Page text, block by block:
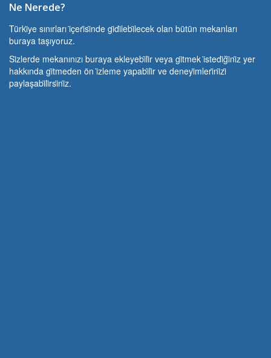
Ne Nerede?
Türki̇ye sınırları i̇çeri̇si̇nde gi̇di̇lebi̇lecek olan bütün mekanları
buraya taşıyoruz.
Si̇zlerde mekanınızı buraya ekleyebi̇li̇r veya gi̇tmek i̇stedi̇ği̇ni̇z yer
hakkında gi̇tmeden ön i̇zleme yapabi̇li̇r ve deneyi̇mleri̇ni̇zi̇
paylaşabi̇li̇rsi̇ni̇z.